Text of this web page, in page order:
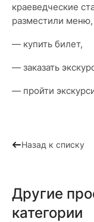
краеведческие
разместили меню,
— купить билет,
— заказать
— пройти
Назад к списку
Другие
категории